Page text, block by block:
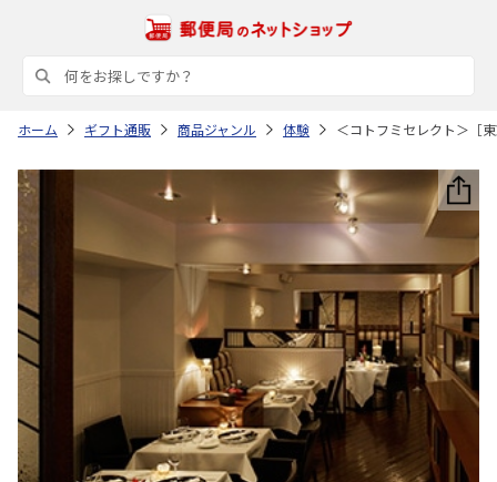
ホーム ギフト通販 商品ジャンル 体験 ＜コトフミセレクト＞［